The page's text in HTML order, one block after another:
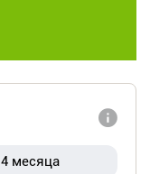
4 месяца